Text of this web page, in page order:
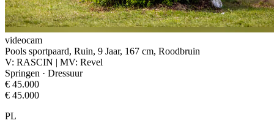
videocam
Pools sportpaard, Ruin, 9 Jaar, 167 cm, Roodbruin
V: RASCIN | MV: Revel
Springen · Dressuur
€ 45.000
€ 45.000
PL